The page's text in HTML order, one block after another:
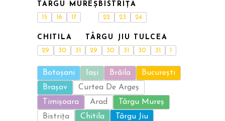
TÂRGU MUREȘ
15 16 17
BISTRIȚA
22 23 24
CHITILA
29 30 31
TÂRGU JIU
29 30 31
TULCEA
30 31 1
Botoșani Iași Brăila
București
Brașov
Curtea De Argeș
Timișoara
Arad
Târgu Mureș
Bistrița
Chitila
Târgu Jiu